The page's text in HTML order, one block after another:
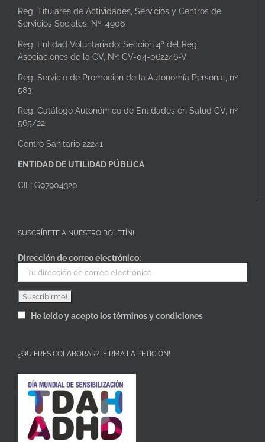
Reg. Titulares de Actividades, Servicios y Centros de
Servicios Sociales, Nº: 4906
Reg. Entidad Voluntariado: Sección 4ª del Reg.
Asociaciones de la CV, Nº: CV-04-062246-V
Reg. Servicio de Promoción de la Autonomía Personal, nº
583
Reg. Catálogo Autonómico de Entidades en Salud CV, nº
565/22
Centro Sanitario 22241
ENTIDAD DE UTILIDAD PÚBLICA
CIF: G97904320
SUSCRÍBETE A NUESTRO BOLETÍN!
Dirección de correo electrónico:
He leído y acepto los términos y condiciones
¿QUIERES COLABORAR? ¡FIRMA LA PETICIÓN!